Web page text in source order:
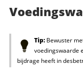
Tip:Bewuster
voedingswaarde
bijdrage heeft in